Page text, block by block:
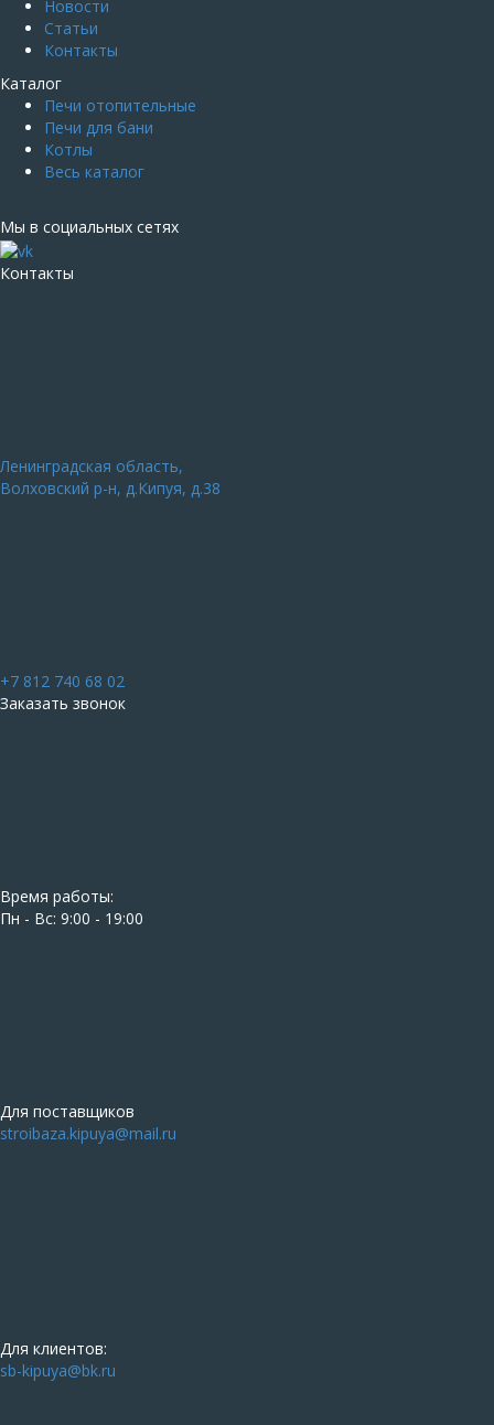
Новости
Статьи
Контакты
Каталог
Печи отопительные
Печи для бани
Котлы
Весь каталог
Мы в социальных сетях
Контакты
Ленинградская область,
Волховский р-н, д.Кипуя, д.38
+7 812 740 68 02
Заказать звонок
Время работы:
Пн - Вс: 9:00 - 19:00
Для поставщиков
stroibaza.kipuya@mail.ru
Для клиентов:
sb-kipuya@bk.ru